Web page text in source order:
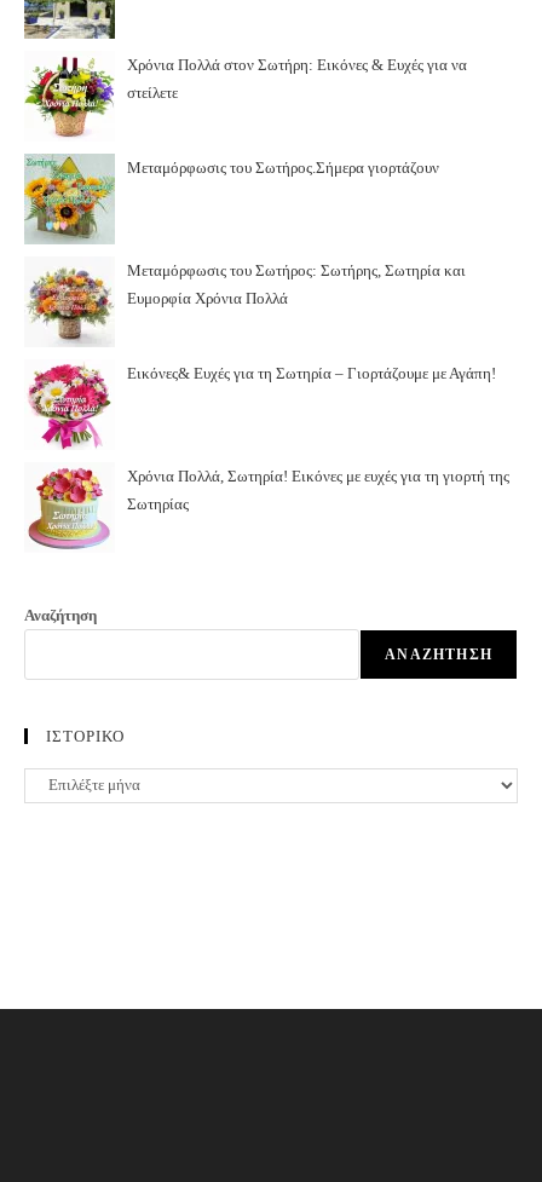
Χρόνια Πολλά στον Σωτήρη: Εικόνες & Ευχές για να
στείλετε
Μεταμόρφωσις του Σωτήρος.Σήμερα γιορτάζουν
Μεταμόρφωσις του Σωτήρος: Σωτήρης, Σωτηρία και
Ευμορφία Χρόνια Πολλά
Εικόνες& Ευχές για τη Σωτηρία – Γιορτάζουμε με Αγάπη!
Χρόνια Πολλά, Σωτηρία! Εικόνες με ευχές για τη γιορτή της
Σωτηρίας
Αναζήτηση
ΑΝΑΖΉΤΗΣΗ
ΙΣΤΟΡΙΚΟ
ΙΣΤΟΡΙΚΟ